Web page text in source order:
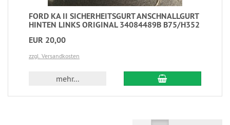
FORD KA II SICHERHEITSGURT ANSCHNALLGURT
HINTEN LINKS ORIGINAL 34084489B B75/H352
EUR 20,00
zzgl. Versandkosten
mehr...